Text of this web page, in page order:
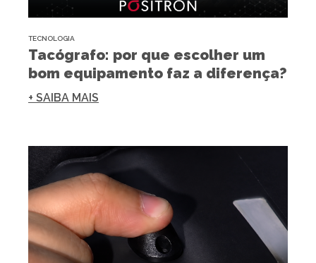
TECNOLOGIA
Tacógrafo: por que escolher um
bom equipamento faz a diferença?
+ SAIBA MAIS